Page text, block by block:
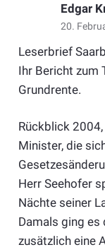
Edgar
20.
Leserbrief
Ihr Bericht zum
Grundrente.
Rückblick
Minister, die
Herr Seehofer
Nächte seiner
Damals ging es
zusätzlich eine